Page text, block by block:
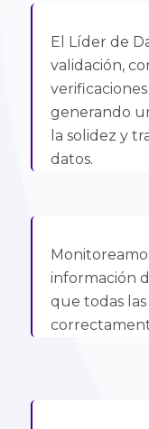
El Líder de
validación,
generando
la solidez y
datos.
información
que todas